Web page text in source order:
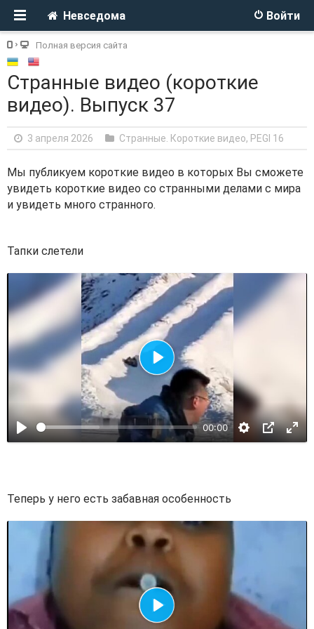
Войти
Невседома
Полная версия сайта
Странные видео (короткие
видео). Выпуск 37
3 апреля 2026 Странные. Короткие видео, PEGI 16
Мы публикуем короткие видео в которых Вы сможете
увидеть короткие видео со странными делами с мира
и увидеть много странного.
Тапки слетели
00:00
В
о
с
п
з
в
е
т
и
Теперь у него есть забавная особенность
В